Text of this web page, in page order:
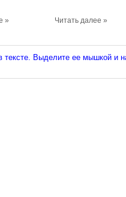
» Читать далее »
тексте. Выделите ее мышкой и